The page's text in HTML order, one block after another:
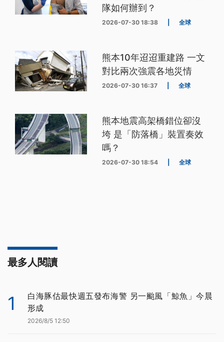
隊如何辦到？
2026-07-30 18:38 全球
熊本10年迢迢重建路 一文
對比兩次強震各地災情
2026-07-30 16:37 全球
熊本地震高架橋錯位卻沒
垮 是「防落橋」裝置奏效
嗎？
2026-07-30 18:54 全球
最多人閱讀
1
白海豚估最快週五發布海警 另一颱風「鯨魚」今晨
形成
2026/8/5 12:50